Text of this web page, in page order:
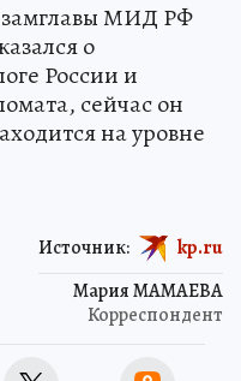
замглавы МИД РФ
о
России и
сейчас он
на уровне
Мария МАМАЕВА
Корреспондент
Источник: kp.ru